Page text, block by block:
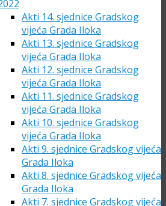
Akti 14. sjednice Gradskog
vijeća Grada Iloka
Akti 13. sjednice Gradskog
vijeća Grada Iloka
Akti 12. sjednice Gradskog
vijeća Grada Iloka
Akti 11. sjednice Gradskog
vijeća Grada Iloka
Akti 10. sjednice Gradskog
vijeća Grada Iloka
Akti 9. sjednice Gradskog vijeća
Grada Iloka
Akti 8. sjednice Gradskog vijeća
Grada Iloka
Akti 7. sjednice Gradskog vijeća